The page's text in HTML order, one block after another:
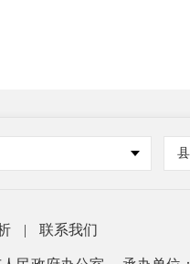
| 联系我们